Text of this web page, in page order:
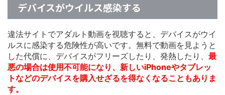
デバイスがウイルス感染する
違法サイトでアダルト動画を視聴すると、デバイスがウイ
ルスに感染する危険性が高いです。無料で動画を見ようと
した代償に、デバイスがフリーズしたり、発熱したり、 最
悪の場合は使用不可能になり、新しいiPhoneやタブレッ
トなどのデバイスを購入せざるを得なくなることもありま
す。